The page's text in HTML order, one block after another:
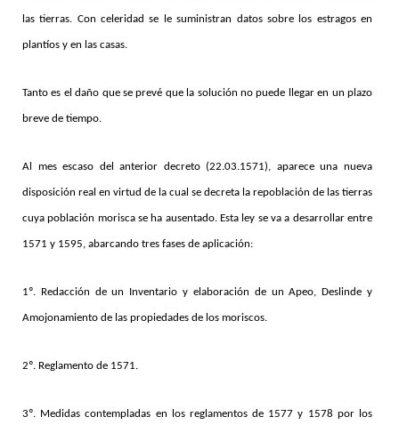
las tierras. Con celeridad se le suministran datos sobre los estragos en
plantíos y en las casas.
Tanto es el daño que se prevé que la solución no puede llegar en un plazo
breve de tiempo.
Al mes escaso del anterior decreto (22.03.1571), aparece una nueva
disposición real en virtud de la cual se decreta la repoblación de las tierras
cuya población morisca se ha ausentado. Esta ley se va a desarrollar entre
1571 y 1595, abarcando tres fases de aplicación:
1º. Redacción de un Inventario y elaboración de un Apeo, Deslinde y
Amojonamiento de las propiedades de los moriscos.
2º. Reglamento de 1571.
3º. Medidas contempladas en los reglamentos de 1577 y 1578 por los